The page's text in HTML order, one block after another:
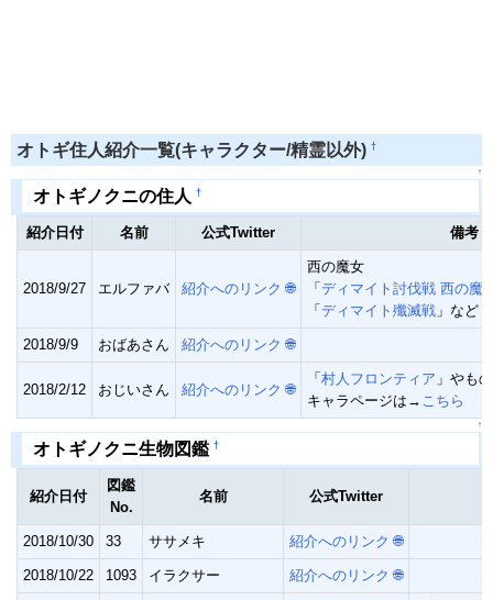
オトギ住人紹介一覧(キャラクター/精霊以外) †
↑
オトギノクニの住人 †
紹介日付 名前 公式Twitter 備考
2018/9/27 エルファバ 紹介へのリンク 🌐
西の魔女
「 ディマイト討伐戦 西の魔
「 ディマイト殲滅戦 」など
2018/9/9 おばあさん 紹介へのリンク 🌐
2018/2/12 おじいさん 紹介へのリンク 🌐
「 村人フロンティア 」やも
キャラページは→ こちら
↑
オトギノクニ生物図鑑 †
紹介日付
図鑑
No.
名前 公式Twitter
2018/10/30 33 ササメキ 紹介へのリンク 🌐
2018/10/22 1093 イラクサー 紹介へのリンク 🌐